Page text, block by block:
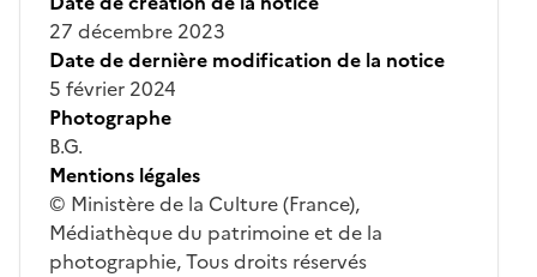
27 décembre 2023
Date de dernière modification de la notice
5 février 2024
Photographe
B.G.
Mentions légales
© Ministère de la Culture (France),
Médiathèque du patrimoine et de la
photographie, Tous droits réservés